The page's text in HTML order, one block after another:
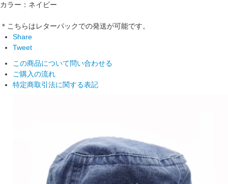
カラー：ネイビー
＊こちらはレターパックでの発送が可能です。
Share
Tweet
この商品について問い合わせる
ご購入の流れ
特定商取引法に関する表記